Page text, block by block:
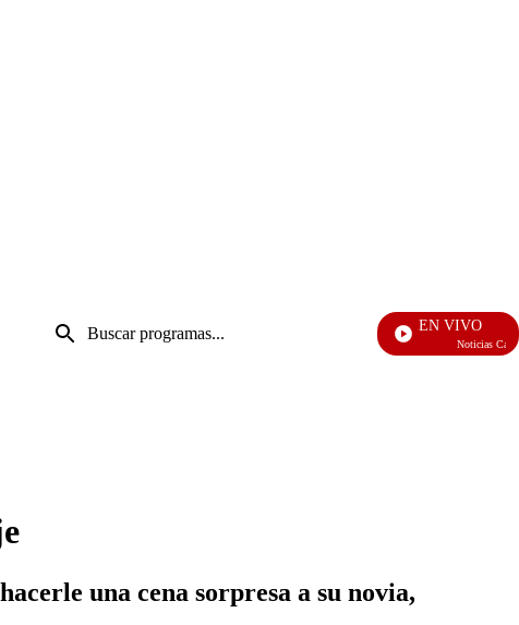
Entrada
de
EN VIVO
Noticias Caracol
una cena sorpresa a su novia,